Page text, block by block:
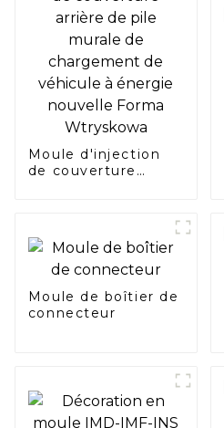
Moule d'injection
de couverture
véhicule à énergie
nouvelle Forma
Wtryskowa
Moule de boîtier de
connecteur